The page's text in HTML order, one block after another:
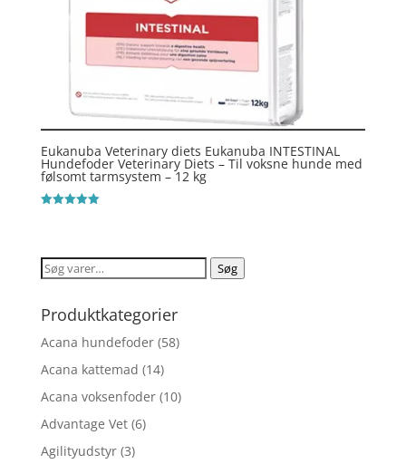
Eukanuba Veterinary diets Eukanuba INTESTINAL
Hundefoder Veterinary Diets – Til voksne hunde med
følsomt tarmsystem – 12 kg
Søg
Søg
Produktkategorier
Acana hundefoder (58)
Acana kattemad (14)
Acana voksenfoder (10)
Advantage Vet (6)
Agilityudstyr (3)